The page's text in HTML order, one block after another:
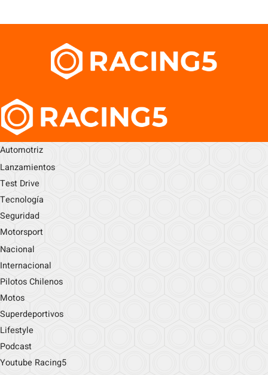
Automotriz
Lanzamientos
Test Drive
Tecnología
Seguridad
Motorsport
Nacional
Internacional
Pilotos Chilenos
Motos
Superdeportivos
Lifestyle
Podcast
Youtube Racing5